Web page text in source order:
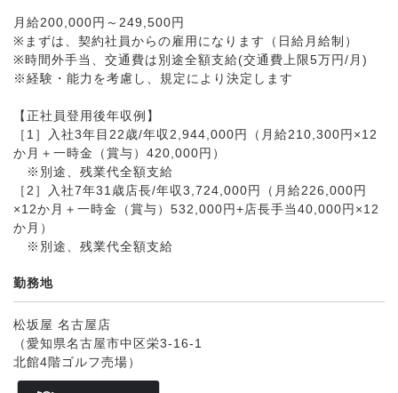
月給200,000円～249,500円
※まずは、契約社員からの雇用になります（日給月給制）
※時間外手当、交通費は別途全額支給(交通費上限5万円/月)
※経験・能力を考慮し、規定により決定します
【正社員登用後年収例】
［1］入社3年目22歳/年収2,944,000円（月給210,300円×12
か月＋一時金（賞与）420,000円）
※別途、残業代全額支給
［2］入社7年31歳店長/年収3,724,000円（月給226,000円
×12か月＋一時金（賞与）532,000円+店長手当40,000円×12
か月）
※別途、残業代全額支給
勤務地
松坂屋 名古屋店
（愛知県名古屋市中区栄3-16-1
北館4階ゴルフ売場）